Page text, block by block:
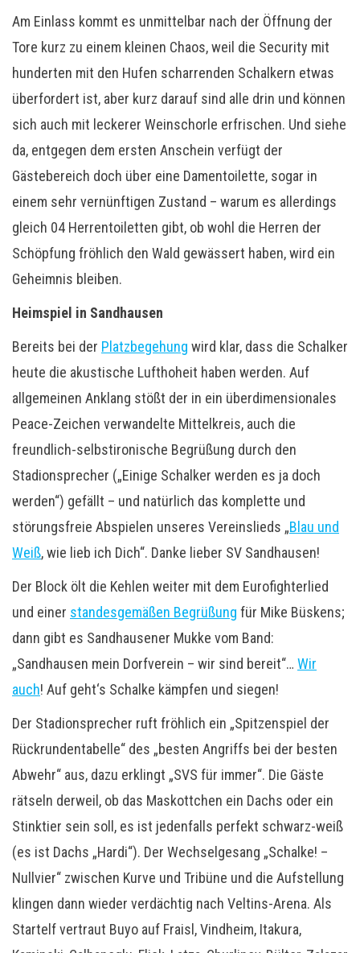
Am Einlass kommt es unmittelbar nach der Öffnung der
Tore kurz zu einem kleinen Chaos, weil die Security mit
hunderten mit den Hufen scharrenden Schalkern etwas
überfordert ist, aber kurz darauf sind alle drin und können
sich auch mit leckerer Weinschorle erfrischen. Und siehe
da, entgegen dem ersten Anschein verfügt der
Gästebereich doch über eine Damentoilette, sogar in
einem sehr vernünftigen Zustand – warum es allerdings
gleich 04 Herrentoiletten gibt, ob wohl die Herren der
Schöpfung fröhlich den Wald gewässert haben, wird ein
Geheimnis bleiben.
Heimspiel in Sandhausen
Bereits bei der Platzbegehung wird klar, dass die Schalker
heute die akustische Lufthoheit haben werden. Auf
allgemeinen Anklang stößt der in ein überdimensionales
Peace-Zeichen verwandelte Mittelkreis, auch die
freundlich-selbstironische Begrüßung durch den
Stadionsprecher („Einige Schalker werden es ja doch
werden“) gefällt – und natürlich das komplette und
störungsfreie Abspielen unseres Vereinslieds „Blau und
Weiß, wie lieb ich Dich“. Danke lieber SV Sandhausen!
Der Block ölt die Kehlen weiter mit dem Eurofighterlied
und einer standesgemäßen Begrüßung für Mike Büskens;
dann gibt es Sandhausener Mukke vom Band:
„Sandhausen mein Dorfverein – wir sind bereit“… Wir
auch! Auf geht‘s Schalke kämpfen und siegen!
Der Stadionsprecher ruft fröhlich ein „Spitzenspiel der
Rückrundentabelle“ des „besten Angriffs bei der besten
Abwehr“ aus, dazu erklingt „SVS für immer“. Die Gäste
rätseln derweil, ob das Maskottchen ein Dachs oder ein
Stinktier sein soll, es ist jedenfalls perfekt schwarz-weiß
(es ist Dachs „Hardi“). Der Wechselgesang „Schalke! –
Nullvier“ zwischen Kurve und Tribüne und die Aufstellung
klingen dann wieder verdächtig nach Veltins-Arena. Als
Startelf vertraut Buyo auf Fraisl, Vindheim, Itakura,